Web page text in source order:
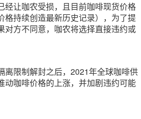
经让咖农受损，且目前咖啡现货价格
持续创造最新历史记录），为了提
对方不同意，咖农将选择直接违约或
离限制解封之后，2021年全球咖啡供
动咖啡价格的上涨，并加剧违约可能